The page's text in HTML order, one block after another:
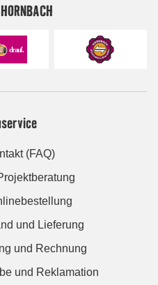
(FAQ)
und Lieferung
und Rechnung
und Reklamation